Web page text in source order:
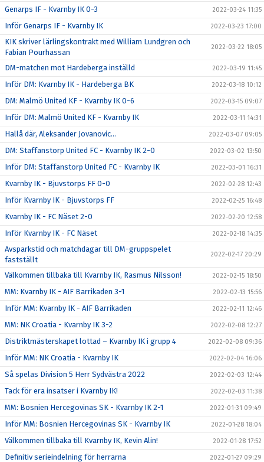
Genarps IF - Kvarnby IK 0-3 2022-03-24 11:35
Inför Genarps IF - Kvarnby IK 2022-03-23 17:00
KIK skriver lärlingskontrakt med William Lundgren och
Fabian Pourhassan
2022-03-22 18:05
DM-matchen mot Hardeberga inställd 2022-03-19 11:45
Inför DM: Kvarnby IK - Hardeberga BK 2022-03-18 10:12
DM: Malmö United KF - Kvarnby IK 0-6 2022-03-15 09:07
Inför DM: Malmö United KF - Kvarnby IK 2022-03-11 14:31
Hallå där, Aleksander Jovanovic... 2022-03-07 09:05
DM: Staffanstorp United FC - Kvarnby IK 2-0 2022-03-02 13:50
Inför DM: Staffanstorp United FC - Kvarnby IK 2022-03-01 16:31
Kvarnby IK - Bjuvstorps FF 0-0 2022-02-28 12:43
Inför Kvarnby IK - Bjuvstorps FF 2022-02-25 16:48
Kvarnby IK - FC Näset 2-0 2022-02-20 12:58
Inför Kvarnby IK - FC Näset 2022-02-18 14:35
Avsparkstid och matchdagar till DM-gruppspelet
fastställt
2022-02-17 20:29
Välkommen tillbaka till Kvarnby IK, Rasmus Nilsson! 2022-02-15 18:50
MM: Kvarnby IK - AIF Barrikaden 3-1 2022-02-13 15:56
Inför MM: Kvarnby IK - AIF Barrikaden 2022-02-11 12:46
MM: NK Croatia - Kvarnby IK 3-2 2022-02-08 12:27
Distriktmästerskapet lottad – Kvarnby IK i grupp 4 2022-02-08 09:36
Inför MM: NK Croatia - Kvarnby IK 2022-02-04 16:06
Så spelas Division 5 Herr Sydvästra 2022 2022-02-03 12:44
Tack för era insatser i Kvarnby IK! 2022-02-03 11:38
MM: Bosnien Hercegovinas SK - Kvarnby IK 2-1 2022-01-31 09:49
Inför MM: Bosnien Hercegovinas SK - Kvarnby IK 2022-01-28 18:04
Välkommen tillbaka till Kvarnby IK, Kevin Alin! 2022-01-28 17:52
Definitiv serieindelning för herrarna 2022-01-27 09:29